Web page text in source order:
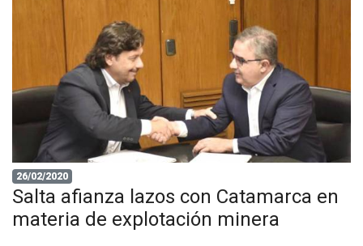
26/02/2020
Salta afianza lazos con Catamarca en
materia de explotación minera